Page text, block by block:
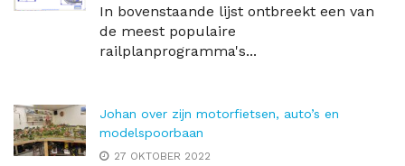
In bovenstaande lijst ontbreekt een van
de meest populaire
railplanprogramma's...
Johan over zijn motorfietsen, auto’s en
modelspoorbaan
27 OKTOBER 2022